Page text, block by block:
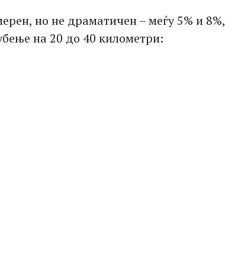
но не драматичен – меѓу 5% и 8%,
на 20 до 40 километри: